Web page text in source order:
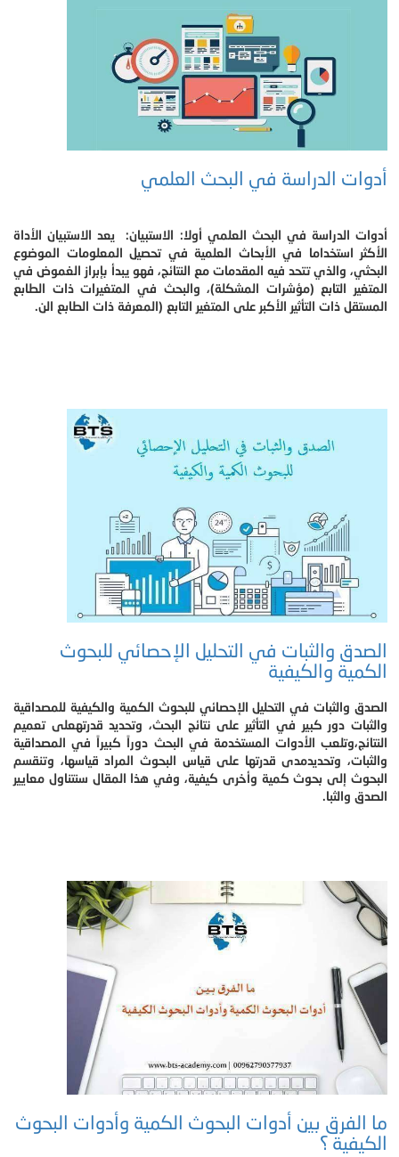
أدوات الدراسة في البحث العلمي
أدوات الدراسة في البحث العلمي أولا: الاستبيان: يعد الاستبيان الأداة
الأكثر استخداما في الأبحاث العلمية في تحصيل المعلومات الموضوع
البحثي، والذي تتحد فيه المقدمات مع النتائج، فهو يبدأ بإبراز الغموض في
المتغير التابع (مؤشرات المشكلة)، والبحث في المتغيرات ذات الطابع
المستقل ذات التأثير الأكبر على المتغير التابع (المعرفة ذات الطابع الن.
الصدق والثبات في التحليل الإحصائي للبحوث
الكمية والكيفية
الصدق والثبات في التحليل الإحصائي للبحوث الكمية والكيفية للمصداقية
والثبات دور كبير في التأثير على نتائج البحث، وتحديد قدرتهعلى تعميم
النتائج،وتلعب الأدوات المستخدمة في البحث دوراً كبيراً في المصداقية
والثبات، وتحديدمدى قدرتها على قياس البحوث المراد قياسها، وتنقسم
البحوث إلى بحوث كمية وأخرى كيفية، وفي هذا المقال سنتناول معايير
الصدق والثبا.
ما الفرق بين أدوات البحوث الكمية وأدوات البحوث
الكيفية ؟